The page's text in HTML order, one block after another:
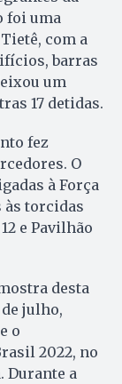
foi uma
com a
barras
um
17 detidas.
fez
O
à Força
às torcidas
e Pavilhão
desta
julho,
o
2022, no
Durante a